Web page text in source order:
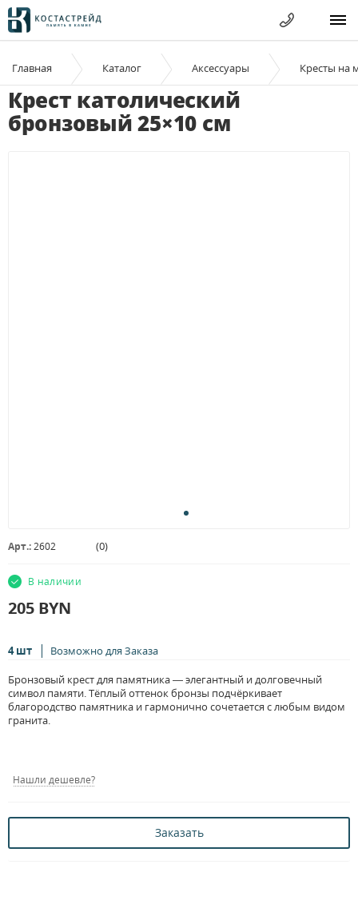
Главная Каталог Аксессуары Кресты на
Крест католический
бронзовый 25×10 см
Арт.:2602 (0)
В наличии
205 BYN
4 шт
Возможно для Заказа
Бронзовый крест для памятника — элегантный и долговечный
символ памяти. Тёплый оттенок бронзы подчёркивает
благородство памятника и гармонично сочетается с любым видом
гранита.
Нашли дешевле?
Заказать